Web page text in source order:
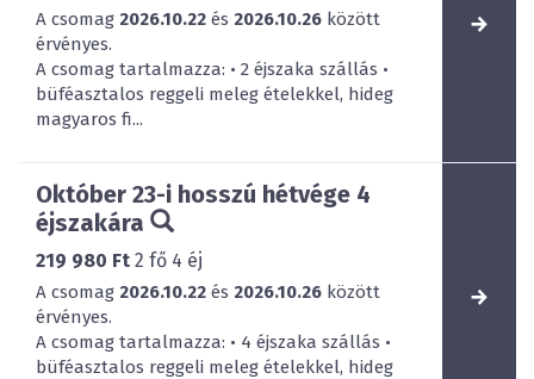
A csomag 2026.10.22 és 2026.10.26 között
érvényes.
A csomag tartalmazza: • 2 éjszaka szállás •
büféasztalos reggeli meleg ételekkel, hideg
magyaros fi...
Október 23-i hosszú hétvége 4
éjszakára
219 980 Ft 2 fő 4 éj
A csomag 2026.10.22 és 2026.10.26 között
érvényes.
A csomag tartalmazza: • 4 éjszaka szállás •
büféasztalos reggeli meleg ételekkel, hideg